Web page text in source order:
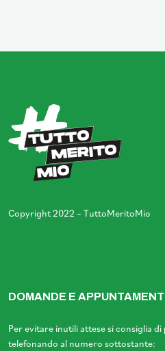
Copyright 2022 – TuttoMeritoMio
DOMANDE E
Per evitare inutili attese si consiglia
telefonando al numero sottostante: